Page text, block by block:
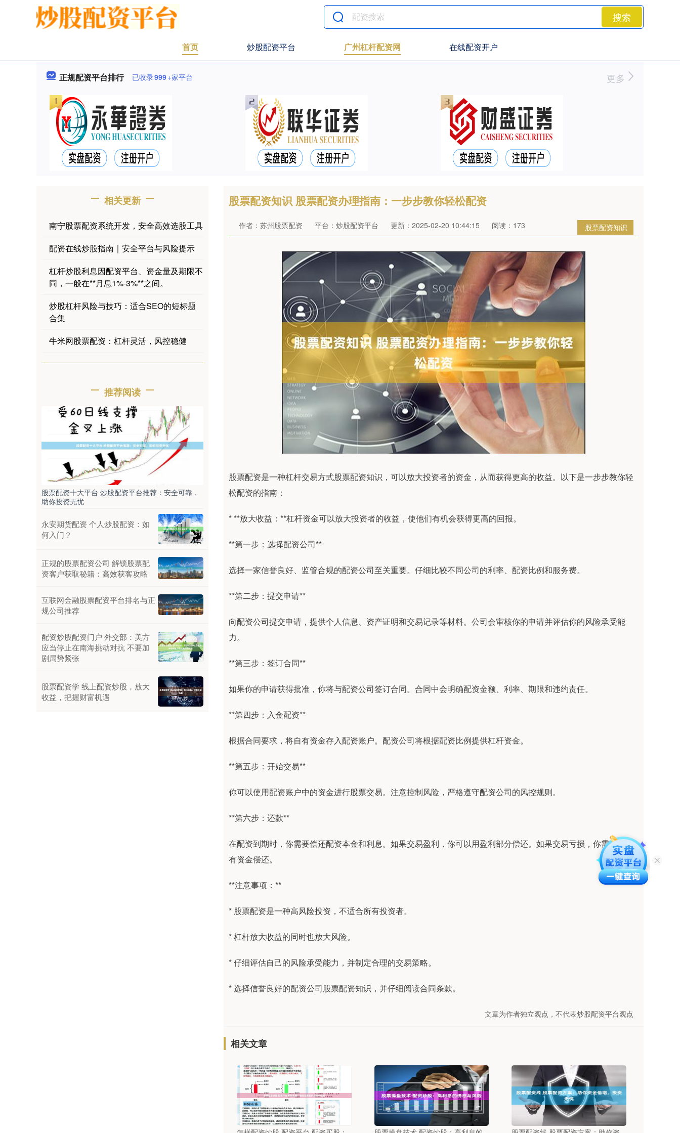
搜索
首页 炒股配资平台 广州杠杆配资网 在线配资开户
正规配资平台排行 已收录999+家平台 更多
股票配资知识 股票配资办理指南：一步步教你轻松配资
股票配资知识
作者：苏州股票配资 平台：炒股配资平台 更新：2025-02-20 10:44:15 阅读：173
股票配资是一种杠杆交易方式股票配资知识，可以放大投资者的资金，从而获得更高的收益。以下是一步步教你轻
松配资的指南：
* **放大收益：**杠杆资金可以放大投资者的收益，使他们有机会获得更高的回报。
**第一步：选择配资公司**
选择一家信誉良好、监管合规的配资公司至关重要。仔细比较不同公司的利率、配资比例和服务费。
**第二步：提交申请**
向配资公司提交申请，提供个人信息、资产证明和交易记录等材料。公司会审核你的申请并评估你的风险承受能
力。
**第三步：签订合同**
如果你的申请获得批准，你将与配资公司签订合同。合同中会明确配资金额、利率、期限和违约责任。
**第四步：入金配资**
根据合同要求，将自有资金存入配资账户。配资公司将根据配资比例提供杠杆资金。
**第五步：开始交易**
你可以使用配资账户中的资金进行股票交易。注意控制风险，严格遵守配资公司的风控规则。
**第六步：还款**
在配资到期时，你需要偿还配资本金和利息。如果交易盈利，你可以用盈利部分偿还。如果交易亏损，你需要用自
有资金偿还。
**注意事项：**
* 股票配资是一种高风险投资，不适合所有投资者。
* 杠杆放大收益的同时也放大风险。
* 仔细评估自己的风险承受能力，并制定合理的交易策略。
* 选择信誉良好的配资公司股票配资知识，并仔细阅读合同条款。
文章为作者独立观点，不代表炒股配资平台观点
相关文章
相关更新
南宁股票配资系统开发，安全高效选股工具
配资在线炒股指南｜安全平台与风险提示
杠杆炒股利息因配资平台、资金量及期限不
同，一般在**月息1%-3%**之间。
炒股杠杆风险与技巧：适合SEO的短标题
合集
牛米网股票配资：杠杆灵活，风控稳健
推荐阅读
股票配资十大平台 炒股配资平台推荐：安全可靠，
助你投资无忧
永安期货配资 个人炒股配资：如
何入门？
正规的股票配资公司 解锁股票配
资客户获取秘籍：高效获客攻略
互联网金融股票配资平台排名与正
规公司推荐
配资炒股配资门户 外交部：美方
应当停止在南海挑动对抗 不要加
剧局势紧张
股票配资学 线上配资炒股，放大
收益，把握财富机遇